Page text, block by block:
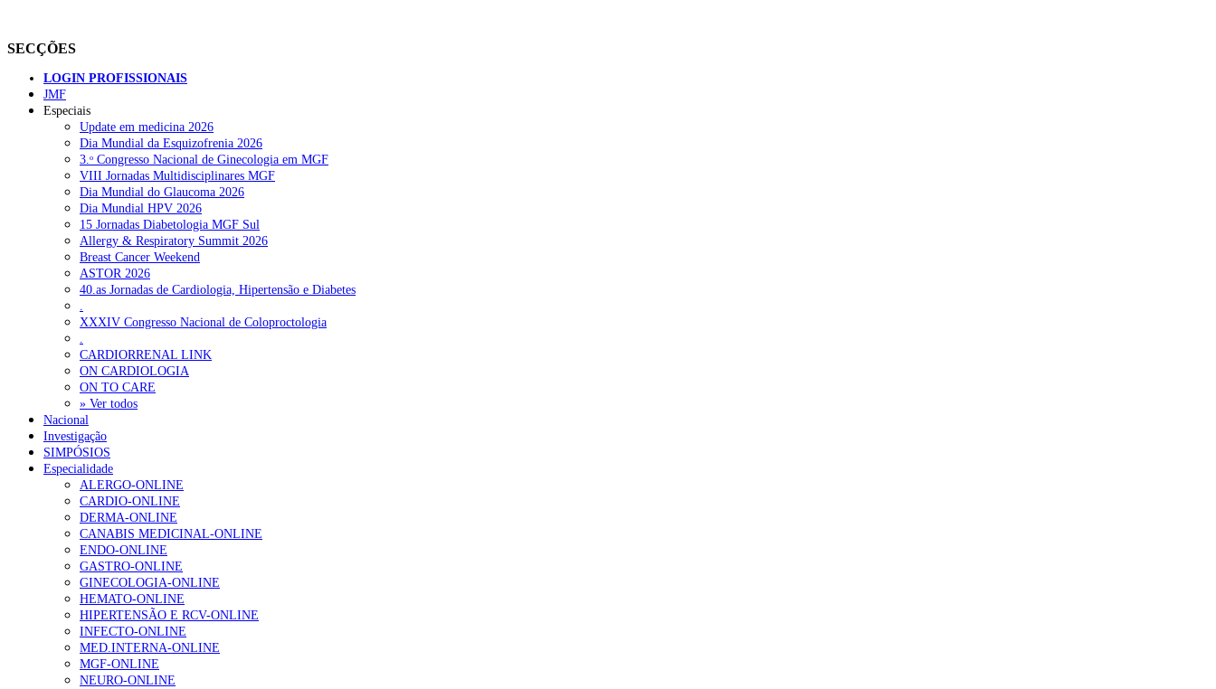
RECENTES
Quase 11.900 jovens recorreram aos cheques psicólogo e nutricionista no primeiro mês
ULS de Coimbra estreia cirurgia endoscópica do ouvido com apoio robótico em Portugal
Enfermeiros exigem esclarecimentos sobre eventual gestão privada da ULS do Algarve
Ordem dos Médicos alerta para riscos no novo sistema de acesso a consultas e cirurgias
Portugal está a formar os médicos de que precisa?
MAIS LIDAS
Enfermagem Forense. “Da urgência ao tribunal, cada gesto conta e cada profissional faz a diferença”
202 visualizações
Alguns milhares de utentes podem ficar sem médico de família com nova regras do registo, alerta associação
155 visualizações
1.º Episódio do Podcast “Frequência Cardio – Sintoniza-te na Insuficiência Cardíaca” da Bayer
99 visualizações
SECÇÕES
LOGIN PROFISSIONAIS
JMF
Especiais
Update em medicina 2026
Dia Mundial da Esquizofrenia 2026
3.ᵒ Congresso Nacional de Ginecologia em MGF
VIII Jornadas Multidisciplinares MGF
Dia Mundial do Glaucoma 2026
Dia Mundial HPV 2026
15 Jornadas Diabetologia MGF Sul
Allergy & Respiratory Summit 2026
Breast Cancer Weekend
ASTOR 2026
40.as Jornadas de Cardiologia, Hipertensão e Diabetes
.
XXXIV Congresso Nacional de Coloproctologia
.
CARDIORRENAL LINK
ON CARDIOLOGIA
ON TO CARE
» Ver todos
Nacional
Investigação
SIMPÓSIOS
Especialidade
ALERGO-ONLINE
CARDIO-ONLINE
DERMA-ONLINE
CANABIS MEDICINAL-ONLINE
ENDO-ONLINE
GASTRO-ONLINE
GINECOLOGIA-ONLINE
HEMATO-ONLINE
HIPERTENSÃO E RCV-ONLINE
INFECTO-ONLINE
MED.INTERNA-ONLINE
MGF-ONLINE
NEURO-ONLINE